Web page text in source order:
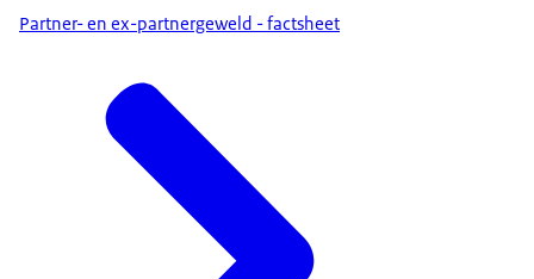
Partner- en ex-partnergeweld - factsheet